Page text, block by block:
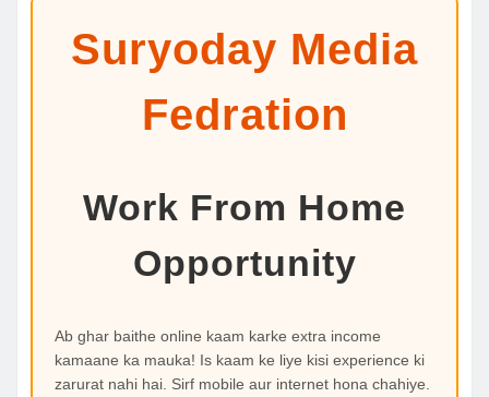
Suryoday Media
Fedration
Work From Home
Opportunity
Ab ghar baithe online kaam karke extra income
kamaane ka mauka! Is kaam ke liye kisi experience ki
zarurat nahi hai. Sirf mobile aur internet hona chahiye.